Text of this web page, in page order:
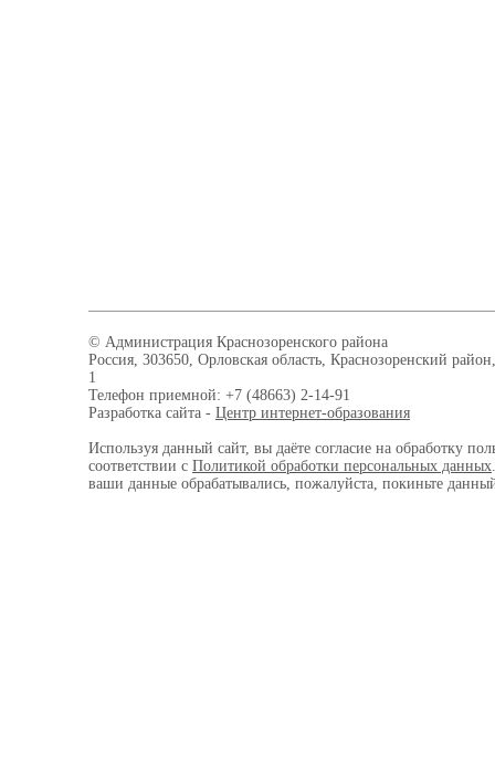
© Администрация Краснозоренского района
Россия, 303650, Орловская область, Краснозоренский
1
Телефон приемной: +7 (48663) 2-14-91
Разработка сайта - Центр интернет-образования
Используя данный сайт, вы даёте согласие на обработку
соответствии с Политикой обработки персональных данных
ваши данные обрабатывались, пожалуйста, покиньте